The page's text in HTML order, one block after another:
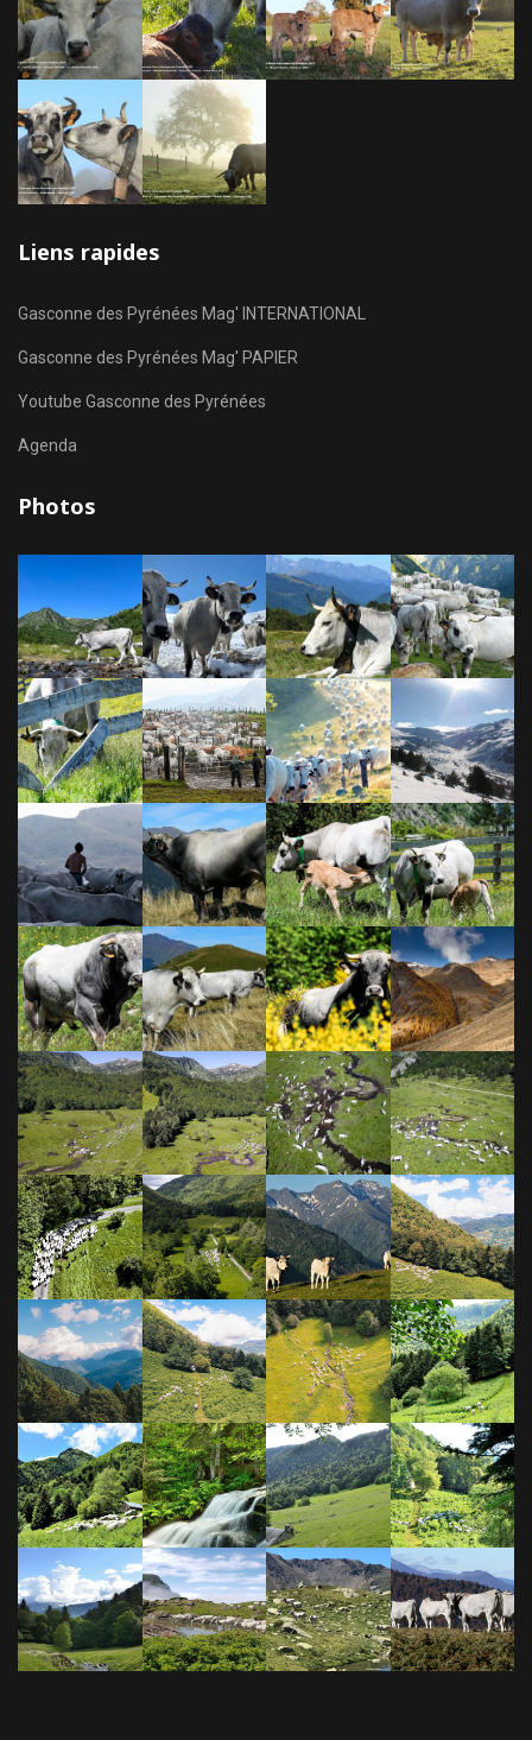
Liens rapides
Gasconne des Pyrénées Mag' INTERNATIONAL
Gasconne des Pyrénées Mag' PAPIER
Youtube Gasconne des Pyrénées
Agenda
Photos